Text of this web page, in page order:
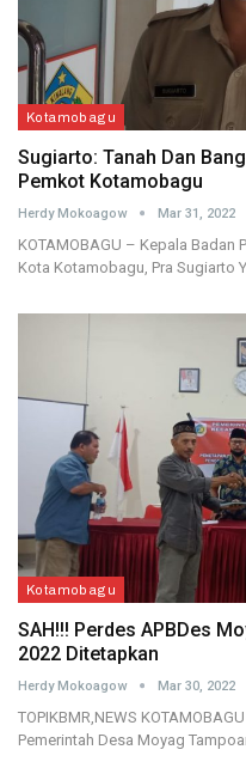
Kotamobagu
Sugiarto: Tanah Dan
Pemkot Kotamobagu
Herdy Mokoagow Mar 31, 2022
KOTAMOBAGU – Kepala Badan
Kota Kotamobagu, Pra Sugiarto
Kotamobagu
SAH!!! Perdes APBDes
2022 Ditetapkan
Herdy Mokoagow Mar 30, 2022
TOPIKBMR,NEWS
Pemerintah Desa Moyag